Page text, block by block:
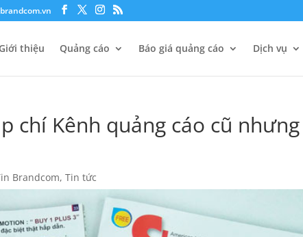
Giới thiệu Quảng cáo Báo giá quảng cáo Dịch vụ
chí Kênh quảng cáo cũ
Brandcom,Tin tức